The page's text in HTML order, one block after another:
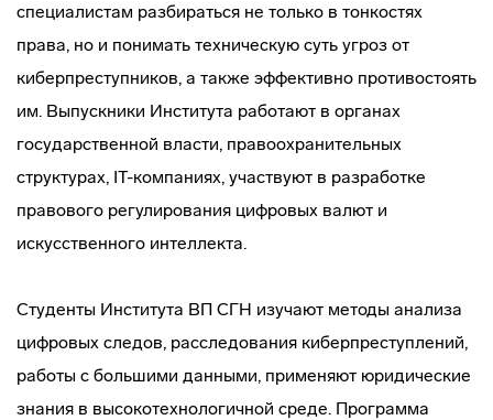
специалистам разбираться не только в тонкостях
права, но и понимать техническую суть угроз от
киберпреступников, а также эффективно противостоять
им. Выпускники Института работают в органах
государственной власти, правоохранительных
структурах, IT-компаниях, участвуют в разработке
правового регулирования цифровых валют и
искусственного интеллекта.
Студенты Института ВП СГН изучают методы анализа
цифровых следов, расследования киберпреступлений,
работы с большими данными, применяют юридические
знания в высокотехнологичной среде. Программа